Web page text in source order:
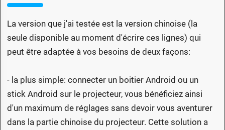
La version que j'ai testée est la version chinoise (la
seule disponible au moment d'écrire ces lignes) qui
peut être adaptée à vos besoins de deux façons:
- la plus simple: connecter un boitier Android ou un
stick Android sur le projecteur, vous bénéficiez ainsi
d'un maximum de réglages sans devoir vous aventurer
dans la partie chinoise du projecteur. Cette solution a